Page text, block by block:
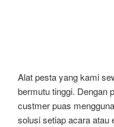
Alat pesta yang kami
bermutu tinggi. Dengan
custmer puas
solusi setiap acara atau